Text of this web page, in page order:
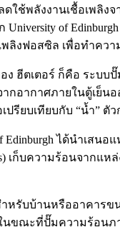
ดใช้พลังงานเชื้อเพ
of
ลิงฟอสซิล เพื่อทำคว
ฮีตเตอร์ ก็คือ ระบบ
กอากาศภายในตู้เย็
รียบเทียบกับ “น้ำ”
Edinburgh ได้นำเ
เก็บความร้อนจา
หรับบ้านหรืออาคาร
นขณะที่ปั๊มความร้อน